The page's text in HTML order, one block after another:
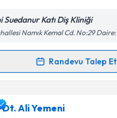
Kişisel verilerimin işlenmesine
Metni'ni okudum ve kişisel
Suedanur Katı Diş Kliniği
Namık Kemal Cd. No:29
Randevu Talep Et
Takvimi Talebi
Katıiçin randevu
Dt. Ali Yemeni